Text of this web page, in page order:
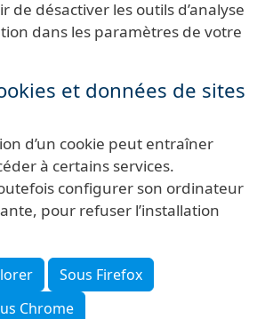
de désactiver les outils d’analyse
dans les paramètres de votre
et données de sites
d’un cookie peut entraîner
à certains services.
configurer son ordinateur
pour refuser l’installation
Sous Firefox
Chrome